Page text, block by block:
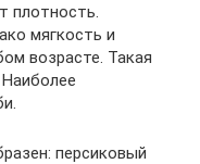
плотность.
мягкость и
возрасте. Такая
персиковый